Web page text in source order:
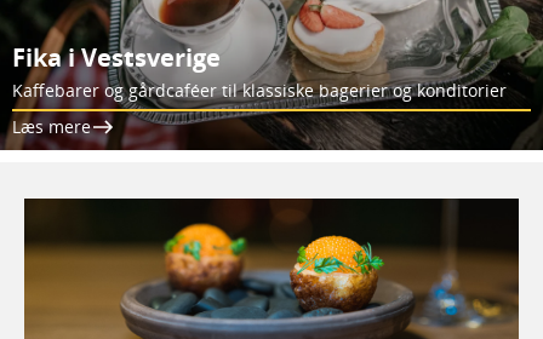
Fika i Vestsverige
Kaffebarer og gårdcaféer til klassiske bagerier og konditorier
Læs mere